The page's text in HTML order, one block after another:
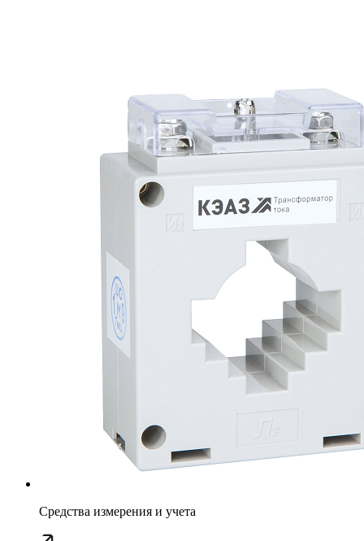
Средства измерения и учета